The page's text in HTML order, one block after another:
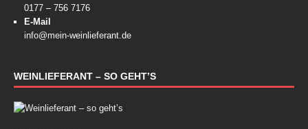
0177 – 756 7176
E-Mail
info@mein-weinlieferant.de
WEINLIEFERANT – SO GEHT’S